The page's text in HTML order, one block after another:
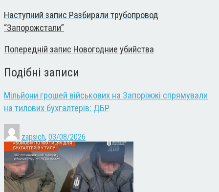
Наступний запис Разбирали трубопровод
“Запорожстали”
Попередній запис Новогодние убийства
Подібні записи
Мільйони грошей військових на Запоріжжі спрямували
на тилових бухгалтерів: ДБР
zapsich, 03/08/2026